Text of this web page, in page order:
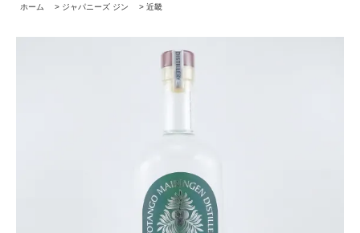
ホーム > ジャパニーズ ジン > 近畿